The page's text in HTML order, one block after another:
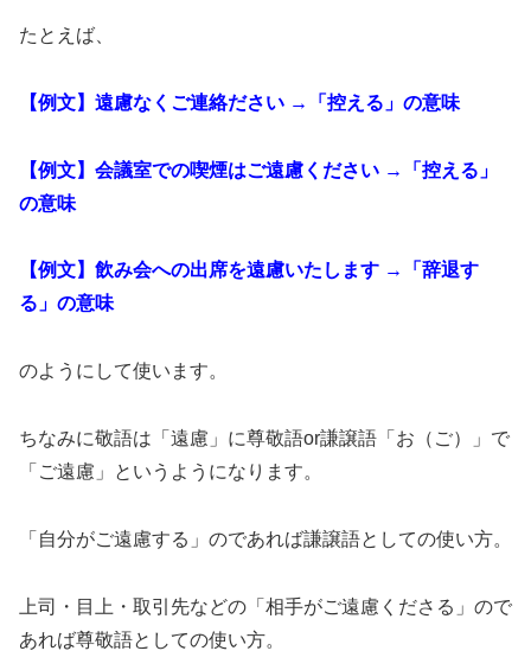
たとえば、
【例文】遠慮なくご連絡ださい →「控える」の意味
【例文】会議室での喫煙はご遠慮ください →「控える」
の意味
【例文】飲み会への出席を遠慮いたします →「辞退す
る」の意味
のようにして使います。
ちなみに敬語は「遠慮」に尊敬語or謙譲語「お（ご）」で
「ご遠慮」というようになります。
「自分がご遠慮する」のであれば謙譲語としての使い方。
上司・目上・取引先などの「相手がご遠慮くださる」ので
あれば尊敬語としての使い方。